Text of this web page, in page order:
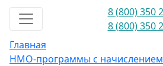
8 (800) 350
8 (800) 350
Главная
НМО-программы с начислением